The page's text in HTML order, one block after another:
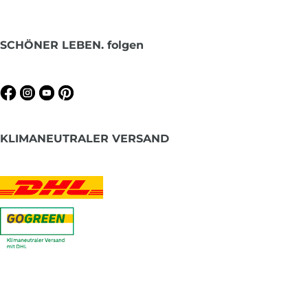
SCHÖNER LEBEN. folgen
KLIMANEUTRALER VERSAND